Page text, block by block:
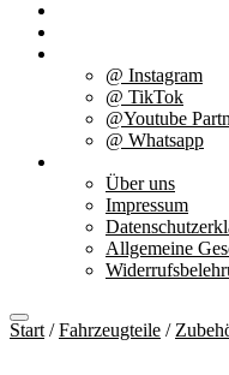
@ Instagram
@ TikTok
@Youtube
@ Whatsapp
Über uns
Impressum
Allgemeine
Start /Fahrzeugteile /